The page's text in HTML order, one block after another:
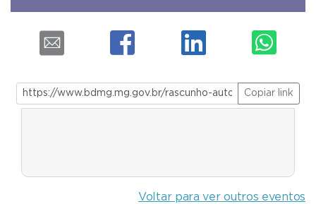
Copiar link
Voltar para ver outros eventos